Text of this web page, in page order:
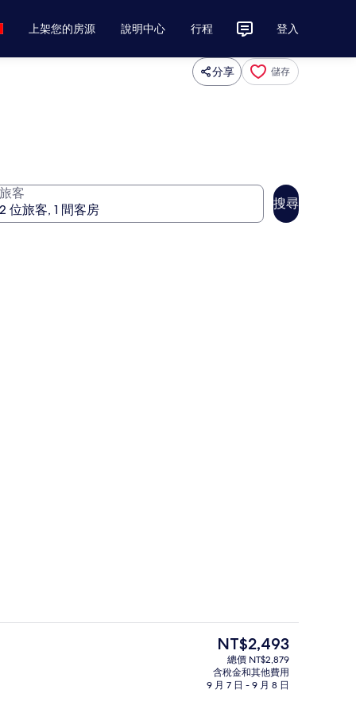
上架您的房源 說明中心 行程 登入
分享 儲存
旅客
搜尋
電冰箱
目
的
價
NT$2,493
總價 NT$2,879
含稅金和其他費用
9 月 7 日 - 9 月 8 日